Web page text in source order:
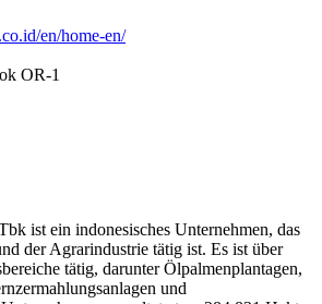
en/home-en/
OR-1
ist ein indonesisches Unternehmen, das
der Agrarindustrie tätig ist. Es ist über
tätig, darunter Ölpalmenplantagen,
und